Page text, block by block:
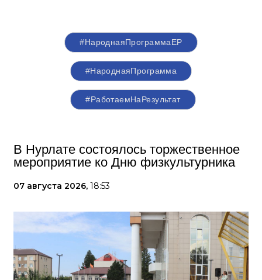
#НароднаяПрограммаЕР
#НароднаяПрограмма
#РаботаемНаРезультат
В Нурлате состоялось торжественное
мероприятие ко Дню физкультурника
07 августа 2026, 18:53